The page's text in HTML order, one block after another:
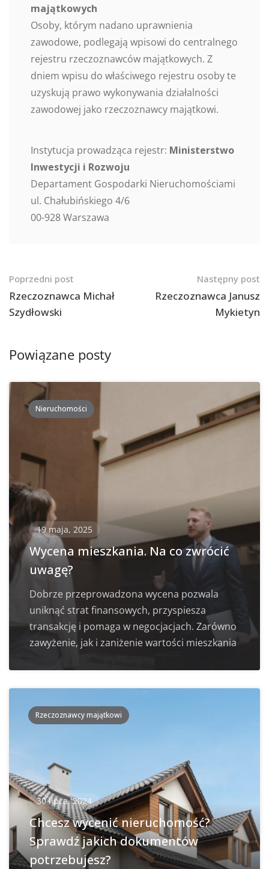
majątkowych
Osoby, którym nadano uprawnienia
zawodowe, podlegają wpisowi do centralnego
rejestru rzeczoznawców majątkowych. Z
dniem wpisu do właściwego rejestru osoby te
uzyskują prawo wykonywania działalności
zawodowej jako rzeczoznawcy majątkowi.
Instytucja prowadząca rejestr: Ministerstwo
Inwestycji i Rozwoju
Departament Gospodarki Nieruchomościami
ul. Chałubińskiego 4/6
00-928 Warszawa
Nawigacja
po
postach
Poprzedni post
Rzeczoznawca Michał
Szydłowski
Następny post
Rzeczoznawca Janusz
Mykietyn
Powiązane posty
Nieruchomości
19 maja, 2025
Wycena mieszkania. Na co zwrócić
uwagę?
Dobrze przeprowadzona wycena pozwala
uniknąć strat finansowych, przyspiesza
transakcję i pomaga w negocjacjach. Zarówno
zawyżenie, jak i zaniżenie wartości mieszkania
Rzeczoznawcy majątkowi
30 lipca, 2024
Chcesz wycenić nieruchomość?
Sprawdź jakich dokumentów
potrzebujesz?